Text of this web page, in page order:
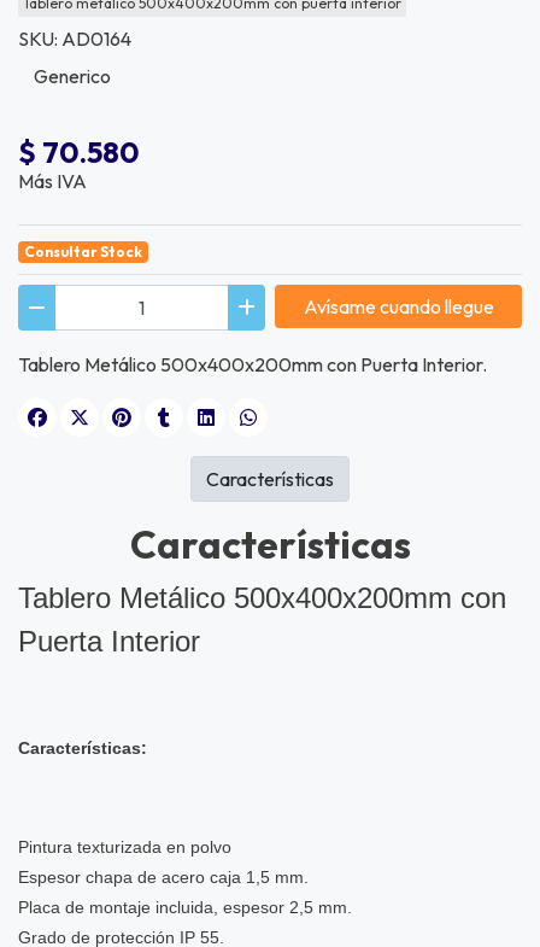
SKU: AD0164
Generico
$ 70.580
Más IVA
Consultar Stock
Avísame cuando llegue
Tablero Metálico 500x400x200mm con Puerta Interior.
Características
Tablero Metálico 500x400x200mm con
Puerta Interior
Características:
Pintura texturizada en polvo
Espesor chapa de acero caja 1,5 mm.
Placa de montaje incluida, espesor 2,5 mm.
Grado de protección IP 55.
Características